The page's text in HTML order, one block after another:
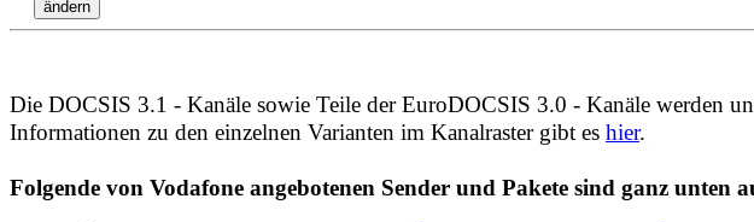
Die DOCSIS 3.1 - Kanäle sowie Teile der EuroDOCSIS 3.0 - Kanäle werden
Informationen zu den einzelnen Varianten im Kanalraster gibt es hier.
Folgende von Vodafone angebotenen Sender und Pakete sind ganz unten